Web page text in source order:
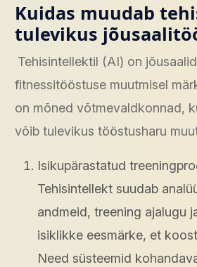
Kuidas muudab
tulevikus
Tehisintellektil (AI) on
fitnessitööstuse muutmisel
on mõned võtmevaldkonnad,
võib tulevikus tööstusharu
Isikupärastatud
Tehisintellekt suudab
andmeid, treening ajalugu
isiklikke eesmärke, et
Need süsteemid